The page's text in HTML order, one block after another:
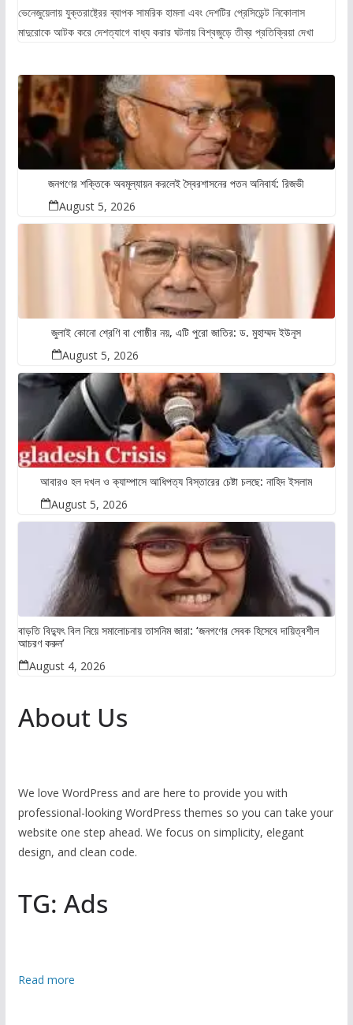
ভেনেজুয়েলায় যুক্তরাষ্ট্রের ব্যাপক সামরিক হামলা এবং দেশটির প্রেসিডেন্ট নিকোলাস
মাদুরোকে আটক করে দেশত্যাগে বাধ্য করার ঘটনায় বিশ্বজুড়ে তীব্র প্রতিক্রিয়া দেখা
জনগণের শক্তিকে অবমূল্যায়ন করলেই স্বৈরশাসনের পতন অনিবার্য: রিজভী
August 5, 2026
জুলাই কোনো শ্রেণি বা গোষ্ঠীর নয়, এটি পুরো জাতির: ড. মুহাম্মদ ইউনূস
August 5, 2026
আবারও হল দখল ও ক্যাম্পাসে আধিপত্য বিস্তারের চেষ্টা চলছে: নাহিদ ইসলাম
August 5, 2026
বাড়তি বিদ্যুৎ বিল নিয়ে সমালোচনায় তাসনিম জারা: ‘জনগণের সেবক হিসেবে দায়িত্বশীল
আচরণ করুন’
August 4, 2026
About Us
We love WordPress and are here to provide you with
professional-looking WordPress themes so you can take your
website one step ahead. We focus on simplicity, elegant
design, and clean code.
TG: Ads
Read more: